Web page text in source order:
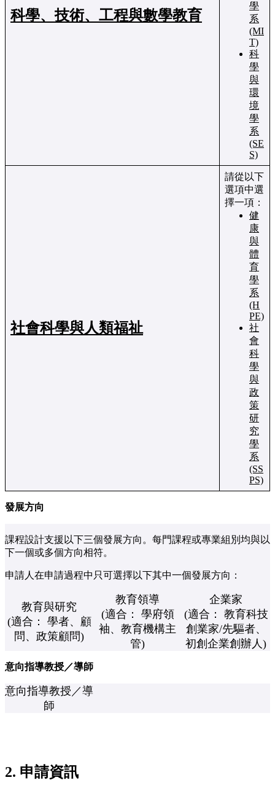
科學、技術、工程與數學教育
學
系
(MI
T)
科
學
與
環
境
學
系
(SE
S)
社會科學與人類福祉
請從以下
選項中選
擇一項：
健
康
與
體
育
學
系
(H
PE)
社
會
科
學
與
政
策
研
究
學
系
(SS
PS)
發展方向
課程設計支援以下三個發展方向。每門課程或專業組別均與以
下一個或多個方向相符。
申請人在申請過程中只可選擇以下其中一個發展方向：
教育與研究
(適合： 學者、顧
問、政策顧問)
教育領導
(適合： 學府領
袖、教育機構主
管)
企業家
(適合： 教育科技
創業家/先驅者、
初創企業創辦人)
意向指導教授／導師
意向指導教授／導
師
2. 申請資訊